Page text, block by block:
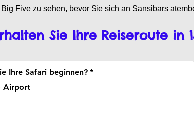
Five zu sehen, bevor Sie sich an Sansibars
Sie Ihre Reiseroute in
Ihre Safari beginnen? *
Airport